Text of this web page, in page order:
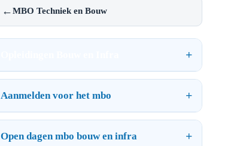
←MBO Techniek en Bouw
Aanmelden voor het mbo
Open dagen mbo bouw en infra